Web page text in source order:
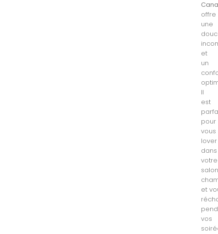
offre
une
et
un
Il
est
pour
vous
lover
dans
votre
et
vos